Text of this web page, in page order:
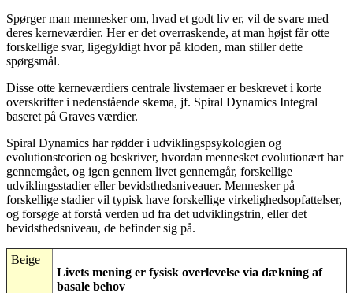
Spørger man mennesker om, hvad et godt liv er, vil de svare med
deres kerneværdier. Her er det overraskende, at man højst får otte
forskellige svar, ligegyldigt hvor på kloden, man stiller dette
spørgsmål.
Disse otte kerneværdiers centrale livstemaer er beskrevet i korte
overskrifter i nedenstående skema, jf. Spiral Dynamics Integral
baseret på Graves værdier.
Spiral Dynamics har rødder i udviklingspsykologien og
evolutionsteorien og beskriver, hvordan mennesket evolutionært har
gennemgået, og igen gennem livet gennemgår, forskellige
udviklingsstadier eller bevidsthedsniveauer. Mennesker på
forskellige stadier vil typisk have forskellige virkelighedsopfattelser,
og forsøge at forstå verden ud fra det udviklingstrin, eller det
bevidsthedsniveau, de befinder sig på.
Beige
Livets mening er fysisk overlevelse via dækning af
basale behov